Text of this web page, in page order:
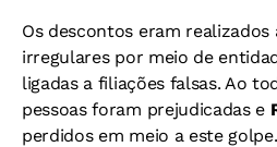
Os descontos eram
irregulares por meio de
ligadas a filiações falsas. Ao
pessoas foram prejudicadas e
perdidos em meio a este golpe.